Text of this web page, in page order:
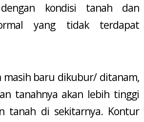
dengan kondisi tanah dan
yang tidak terdapat
masih baru dikubur/ ditanam,
tanahnya akan lebih tinggi
tanah di sekitarnya. Kontur